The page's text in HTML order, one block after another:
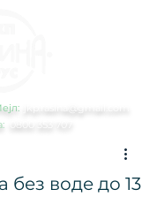
jkp.rasina@gmail.com
0800 353 707
без воде до 13